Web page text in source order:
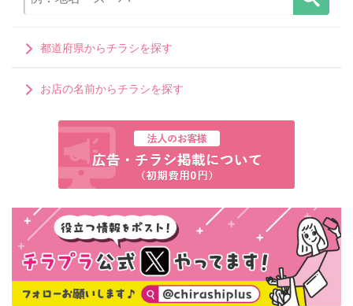
都道府県からチラシを探す
お店の名前からチラシを探す